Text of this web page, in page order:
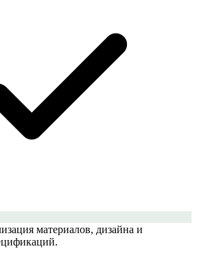
материалов, дизайна и